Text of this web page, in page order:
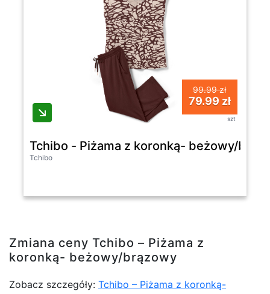
99.99 zł
79.99 zł
szt
Tchibo - Piżama z koronką- beżowy/
Tchibo
Zmiana ceny Tchibo – Piżama z
koronką- beżowy/brązowy
Zobacz szczegóły: Tchibo – Piżama z koronką-